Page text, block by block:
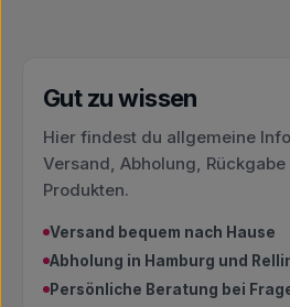
Gut zu wissen
Hier findest du allgemeine
Versand, Abholung,
Produkten.
Versand bequem nach Hause
Abholung in Hamburg und
Persönliche Beratung bei